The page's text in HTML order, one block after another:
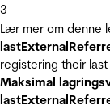
3
Lær mer om denne
registering their last
Maksimal